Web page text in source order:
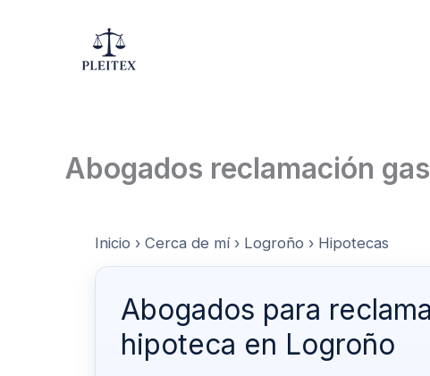
Abogados reclamación
Inicio › Cerca de mí› Logroño › Hipotecas
Abogados para
hipoteca en Logroño